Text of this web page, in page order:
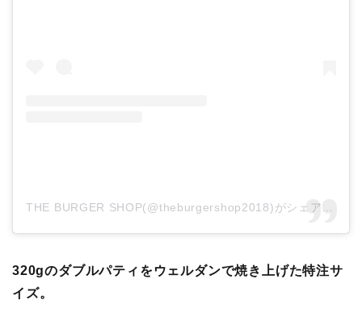
320gのダブルパティをウェルダンで焼き上げた特注サ
イズ。